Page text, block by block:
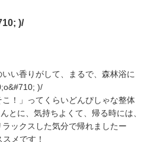
)/
い香りがして、まるで、森林浴に
)/
！」ってくらいどんぴしゃな整体
とに、気持ちよくて、帰る時には、
ックスした気分で帰れましたー
メです！